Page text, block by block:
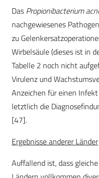
Das Propionibacterium
nachgewiesenes
zu
Wirbelsäule (dieses ist in
Tabelle 2 noch nicht
Virulenz und
Anzeichen für einen
letztlich die
[47].
Ergebnisse anderer Länder
Auffallend ist, dass